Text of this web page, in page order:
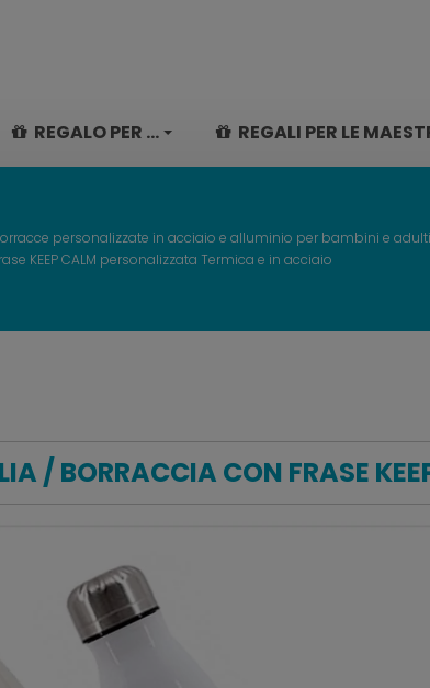
REGALO PER ... REGALI PER LE
personalizzate in acciaio e alluminio per bambini e adulti
KEEP CALM personalizzata Termica e in acciaio
/ BORRACCIA CON FRASE